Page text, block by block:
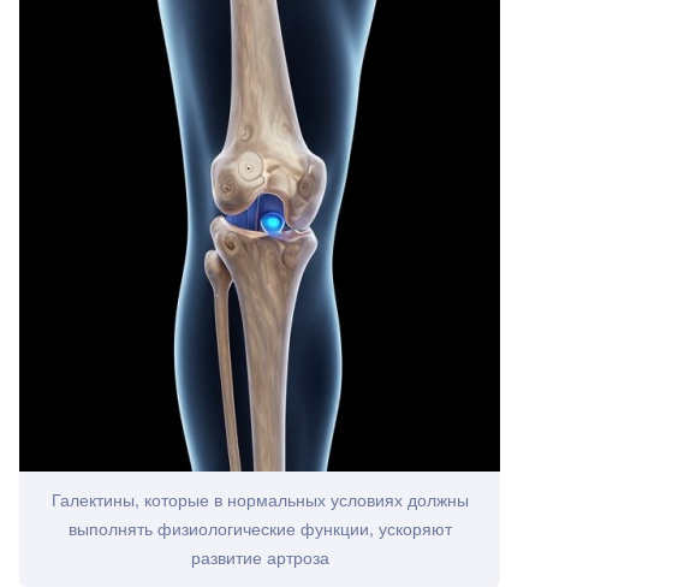
Галектины, которые в нормальных условиях должны
выполнять физиологические функции, ускоряют
развитие артроза